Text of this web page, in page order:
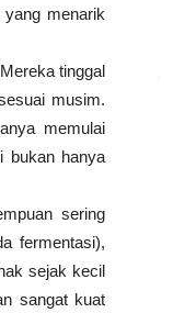
menarik
tinggal
musim.
memulai
bukan hanya
sering
fermentasi),
sejak kecil
sangat kuat